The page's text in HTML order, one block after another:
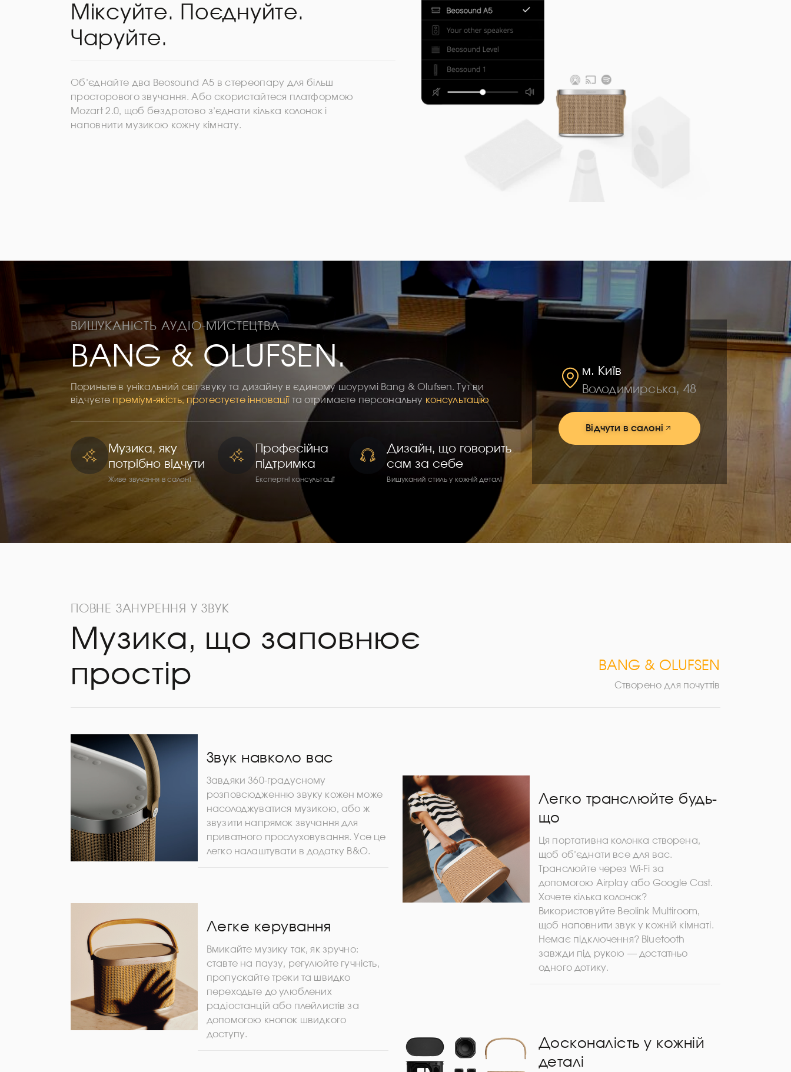
Міксуйте. Поєднуйте.
Чаруйте.
Об’єднайте два Beosound A5 в стереопару для більш
просторового звучання. Або скористайтеся платформою
Mozart 2.0, щоб бездротово з’єднати кілька колонок і
наповнити музикою кожну кімнату.
ВИШУКАНІСТЬ АУДІО-МИСТЕЦТВА
BANG & OLUFSEN.
Пориньте в унікальний світ звуку та дизайну в єдиному шоурумі Bang & Olufsen. Тут ви
відчуєте преміум-якість, протестуєте інноваціїта отримаєте персональну консультацію
Музика, яку
потрібно відчути
Живе звучання в салоні
Професійна
підтримка
Експертні консультації
Дизайн, що говорить
сам за себе
Вишуканий стиль у кожній деталі
м. Київ
Володимирська, 48
Відчути в салоні
ПОВНЕ ЗАНУРЕННЯ У ЗВУК
Музика, що заповнює
простір
BANG & OLUFSEN
Створено для почуттів
Звук навколо вас
Завдяки 360-градусному
розповсюдженню звуку кожен може
насолоджуватися музикою, або ж
звузити напрямок звучання для
приватного прослуховування. Усе це
легко налаштувати в додатку B&O.
Легке керування
Вмикайте музику так, як зручно:
ставте на паузу, регулюйте гучність,
пропускайте треки та швидко
переходьте до улюблених
радіостанцій або плейлистів за
допомогою кнопок швидкого
доступу.
Легко транслюйте будь-
що
Ця портативна колонка створена,
щоб об’єднати все для вас.
Транслюйте через Wi-Fi за
допомогою Airplay або Google Cast.
Хочете кілька колонок?
Використовуйте Beolink Multiroom,
щоб наповнити звук у кожній кімнаті.
Немає підключення? Bluetooth
завжди під рукою — достатньо
одного дотику.
Досконалість у кожній
деталі